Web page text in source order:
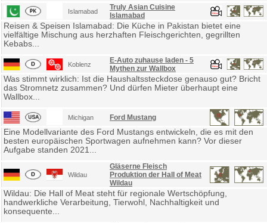
Islamabad
Truly Asian Cuisine
Islamabad
Reisen & Speisen Islamabad: Die Küche in Pakistan bietet eine
vielfältige Mischung aus herzhaften Fleischgerichten, gegrillten
Kebabs...
Koblenz
E-Auto zuhause laden - 5
Mythen zur Wallbox
Was stimmt wirklich: Ist die Haushaltssteckdose genauso gut? Bricht
das Stromnetz zusammen? Und dürfen Mieter überhaupt eine
Wallbox...
Michigan Ford Mustang
Eine Modellvariante des Ford Mustangs entwickeln, die es mit den
besten europäischen Sportwagen aufnehmen kann? Vor dieser
Aufgabe standen 2021...
Wildau
Gläserne Fleisch
Produktion der Hall of Meat
Wildau
Wildau: Die Hall of Meat steht für regionale Wertschöpfung,
handwerkliche Verarbeitung, Tierwohl, Nachhaltigkeit und
konsequente...